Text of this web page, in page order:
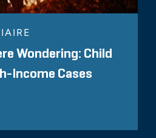
Wondering: Child
Income Cases